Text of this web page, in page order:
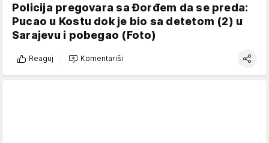
Policija pregovara sa Đorđem da se preda:
Pucao u Kostu dok je bio sa detetom (2) u
Sarajevu i pobegao (Foto)
Reaguj Komentariši